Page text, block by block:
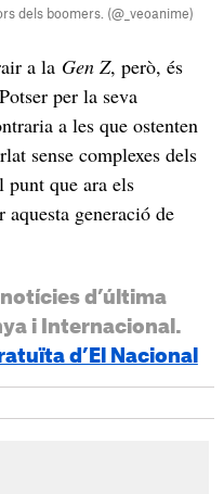
dels boomers. (@_veoanime)
a la Gen Z, però, és
Potser per la seva
a les que ostenten
sense complexes dels
que ara els
generació de
d’última
i Internacional.
d’El Nacional